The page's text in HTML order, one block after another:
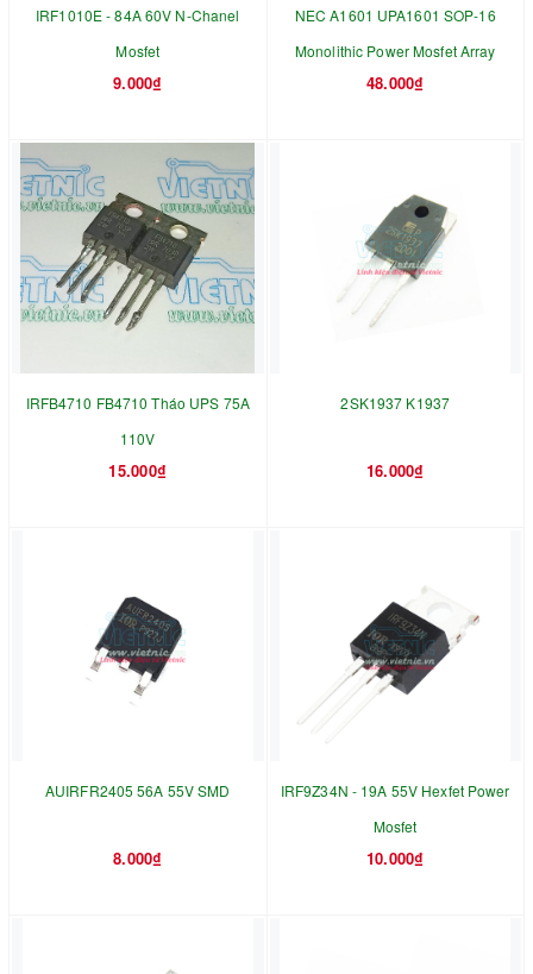
IRF1010E - 84A 60V N-Chanel
Mosfet
9.000₫
NEC A1601 UPA1601 SOP-16
Monolithic Power Mosfet Array
48.000₫
IRFB4710 FB4710 Tháo UPS 75A
110V
15.000₫
2SK1937 K1937
16.000₫
AUIRFR2405 56A 55V SMD
8.000₫
IRF9Z34N - 19A 55V Hexfet Power
Mosfet
10.000₫